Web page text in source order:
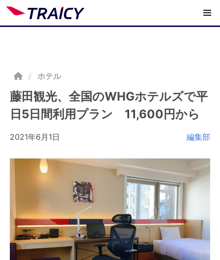
/ ホテル
藤田観光、全国のWHGホテルズで平
日5日間利用プラン 11,600円から
2021年6月1日 編集部